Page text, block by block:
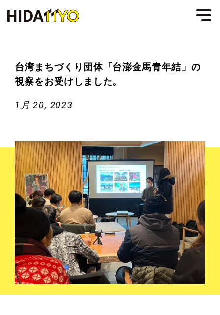
台湾まちづくり団体「台澎金馬青年結」の
視察をお受けしました。
1月 20, 2023